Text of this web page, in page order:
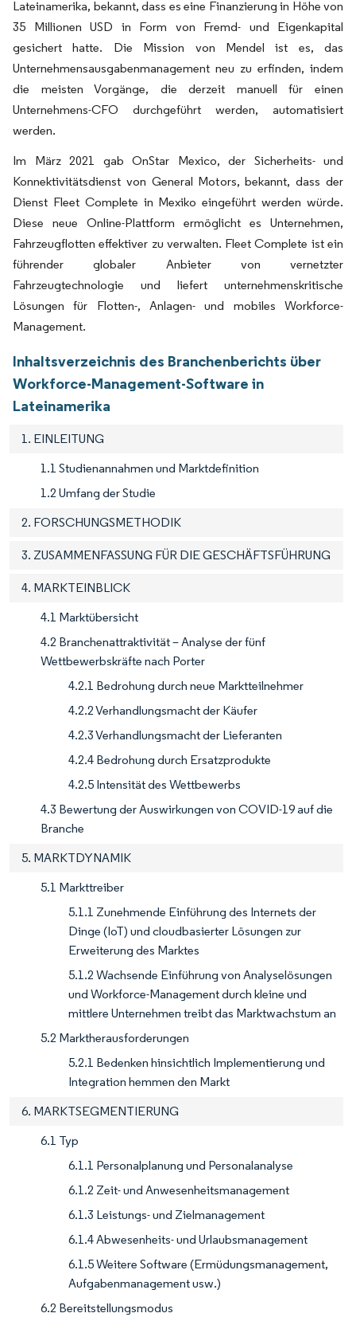
Lateinamerika, bekannt, dass es eine Finanzierung in Höhe von
35 Millionen USD in Form von Fremd- und Eigenkapital
gesichert hatte. Die Mission von Mendel ist es, das
Unternehmensausgabenmanagement neu zu erfinden, indem
die meisten Vorgänge, die derzeit manuell für einen
Unternehmens-CFO durchgeführt werden, automatisiert
werden.
Im März 2021 gab OnStar Mexico, der Sicherheits- und
Konnektivitätsdienst von General Motors, bekannt, dass der
Dienst Fleet Complete in Mexiko eingeführt werden würde.
Diese neue Online-Plattform ermöglicht es Unternehmen,
Fahrzeugflotten effektiver zu verwalten. Fleet Complete ist ein
führender globaler Anbieter von vernetzter
Fahrzeugtechnologie und liefert unternehmenskritische
Lösungen für Flotten-, Anlagen- und mobiles Workforce-
Management.
Inhaltsverzeichnis des Branchenberichts über
Workforce-Management-Software in
Lateinamerika
1. EINLEITUNG
1.1 Studienannahmen und Marktdefinition
1.2 Umfang der Studie
2. FORSCHUNGSMETHODIK
3. ZUSAMMENFASSUNG FÜR DIE GESCHÄFTSFÜHRUNG
4. MARKTEINBLICK
4.1 Marktübersicht
4.2 Branchenattraktivität – Analyse der fünf
Wettbewerbskräfte nach Porter
4.2.1 Bedrohung durch neue Marktteilnehmer
4.2.2 Verhandlungsmacht der Käufer
4.2.3 Verhandlungsmacht der Lieferanten
4.2.4 Bedrohung durch Ersatzprodukte
4.2.5 Intensität des Wettbewerbs
4.3 Bewertung der Auswirkungen von COVID-19 auf die
Branche
5. MARKTDYNAMIK
5.1 Markttreiber
5.1.1 Zunehmende Einführung des Internets der
Dinge (IoT) und cloudbasierter Lösungen zur
Erweiterung des Marktes
5.1.2 Wachsende Einführung von Analyselösungen
und Workforce-Management durch kleine und
mittlere Unternehmen treibt das Marktwachstum an
5.2 Marktherausforderungen
5.2.1 Bedenken hinsichtlich Implementierung und
Integration hemmen den Markt
6. MARKTSEGMENTIERUNG
6.1 Typ
6.1.1 Personalplanung und Personalanalyse
6.1.2 Zeit- und Anwesenheitsmanagement
6.1.3 Leistungs- und Zielmanagement
6.1.4 Abwesenheits- und Urlaubsmanagement
6.1.5 Weitere Software (Ermüdungsmanagement,
Aufgabenmanagement usw.)
6.2 Bereitstellungsmodus